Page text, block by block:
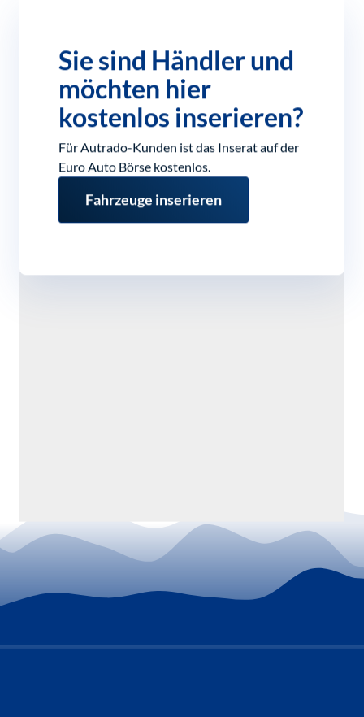
Sie sind Händler und
möchten hier
kostenlos inserieren?
Für Autrado-Kunden ist das Inserat auf der
Euro Auto Börse kostenlos.
Fahrzeuge inserieren